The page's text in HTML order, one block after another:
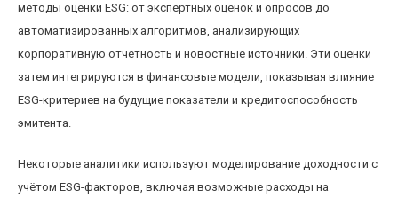
методы оценки ESG: от экспертных оценок и опросов до
автоматизированных алгоритмов, анализирующих
корпоративную отчетность и новостные источники. Эти оценки
затем интегрируются в финансовые модели, показывая влияние
ESG-критериев на будущие показатели и кредитоспособность
эмитента.
Некоторые аналитики используют моделирование доходности с
учётом ESG-факторов, включая возможные расходы на